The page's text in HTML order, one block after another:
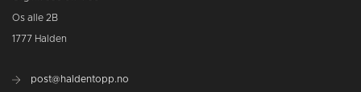
Os alle 2B
1777 Halden
post@haldentopp.no